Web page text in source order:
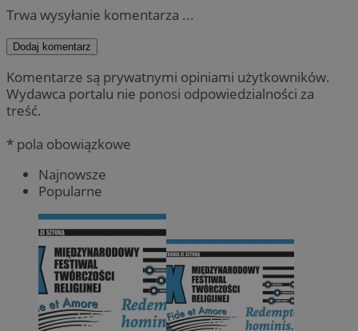
Trwa wysyłanie komentarza ...
Dodaj komentarz
Komentarze są prywatnymi opiniami użytkowników.
Wydawca portalu nie ponosi odpowiedzialności za
treść.
* pola obowiązkowe
Najnowsze
Popularne